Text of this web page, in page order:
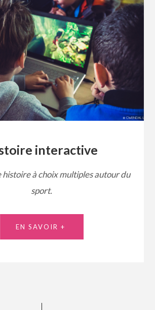
interactive
histoire à choix multiples autour du
sport.
EN SAVOIR +